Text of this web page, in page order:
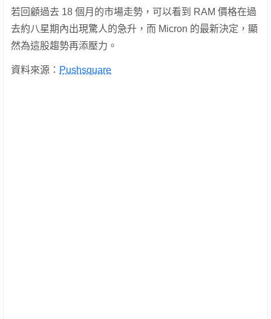
若回顧過去 18 個月的市場走勢，可以看到 RAM 價格在過
去約八星期內出現驚人的急升，而 Micron 的最新決定，顯
然為這股趨勢再添壓力。
資料來源： Pushsquare